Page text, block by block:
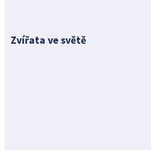
Zvířata ve světě